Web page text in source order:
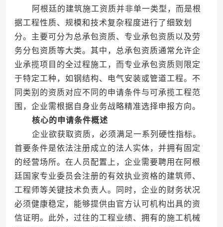
阿根廷的建筑施工资质并非单一类型，而是根
据工程性质、规模和技术复杂程度进行了细致划
分。主要可分为总承包资质、专业承包资质以及劳
务分包资质等大类。其中，总承包资质通常允许企
业承揽项目的全过程施工，而专业承包资质则限定
于特定工种，如钢结构、电气安装或管道工程。不
同类别的资质对应不同的申请条件与可承揽工程范
围，企业需根据自身业务战略精准选择申报方向。
核心的申请条件概述
企业欲获取资质，必须满足一系列硬性指标。
首要条件是依法注册成立的法人实体，并拥有固定
的经营场所。在人员配置上，企业需要聘用在阿根
廷国家专业委员会注册的有效执业资格的建筑师、
工程师等关键技术负责人。同时，企业的财务状况
必须健康稳定，能够提供由官方认可机构出具的资
信证明。此外，过往的工程业绩、拥有的施工机械